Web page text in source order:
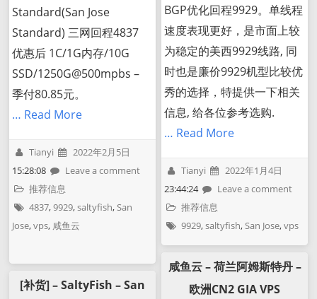
Standard(San Jose
Standard) 三网回程4837
优惠后 1C/1G内存/10G
SSD/1250G@500mpbs –
季付80.85元。
… Read More
Tianyi
2022年2月5日
15:28:08
Leave a comment
推荐信息
4837,9929,saltyfish,San
Jose,vps, 咸鱼云
[补货] – SaltyFish – San
BGP优化回程9929。单线程
速度表现更好，是市面上较
为稳定的美西9929线路, 同
时也是廉价9929机型比较优
秀的选择，特提供一下相关
信息, 给各位参考选购.
… Read More
Tianyi
2022年1月4日
23:44:24
Leave a comment
推荐信息
9929,saltyfish,San Jose,vps
咸鱼云 – 荷兰阿姆斯特丹 –
欧洲CN2 GIA VPS